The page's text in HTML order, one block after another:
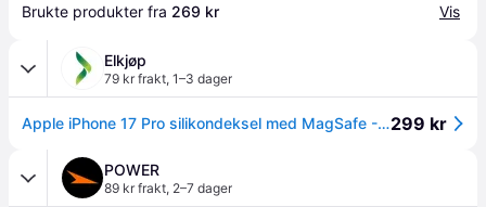
Brukte produkter fra 269 kr Vis
Elkjøp
79 kr frakt, 1–3 dager
Apple iPhone 17 Pro silikondeksel med MagSafe - Midnight299 kr
POWER
89 kr frakt, 2–7 dager